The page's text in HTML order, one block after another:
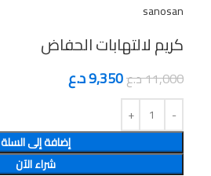
sanosan
11,000د.ع9,350د.ع
إضافة إلى السلة
شراء الآن